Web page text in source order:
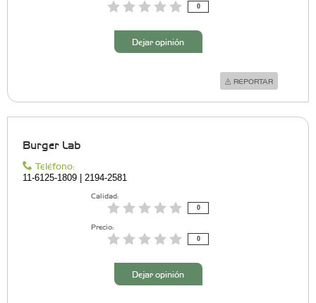
0
Dejar opinión
REPORTAR
Burger Lab
Teléfono:
11-6125-1809 | 2194-2581
Calidad:
0
Precio:
0
Dejar opinión